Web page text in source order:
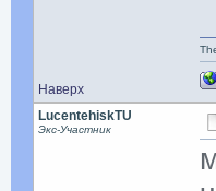
Наверх
LucentehiskTU
Экс-Участник